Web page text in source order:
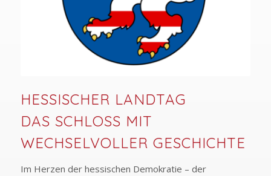
HESSISCHER LANDTAG
DAS SCHLOSS MIT
WECHSELVOLLER GESCHICHTE
Im Herzen der hessischen Demokratie – der